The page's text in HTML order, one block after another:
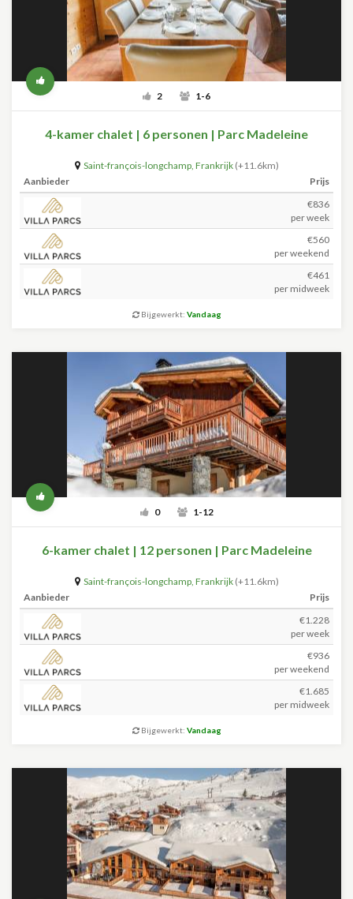
2 1-6
4-kamer chalet | 6 personen | Parc Madeleine
Saint-françois-longchamp, Frankrijk (+11.6km)
Aanbieder
Prijs
€836
per week
€560
per weekend
€461
per midweek
Bijgewerkt: Vandaag
0 1-12
6-kamer chalet | 12 personen | Parc Madeleine
Saint-françois-longchamp, Frankrijk (+11.6km)
Aanbieder
Prijs
€1.228
per week
€936
per weekend
€1.685
per midweek
Bijgewerkt: Vandaag